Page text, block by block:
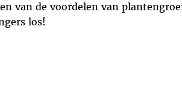
van de voordelen van
los!